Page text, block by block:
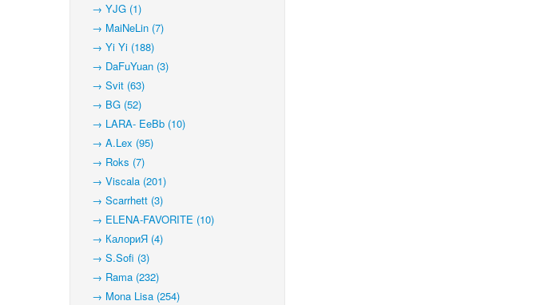
→ YJG (1)
→ MaiNeLin (7)
→ Yi Yi (188)
→ DaFuYuan (3)
→ Svit (63)
→ BG (52)
→ LARA- EeBb (10)
→ A.Lex (95)
→ Roks (7)
→ Viscala (201)
→ Scarrhett (3)
→ ELENA-FAVORITE (10)
→ КалориЯ (4)
→ S.Sofi (3)
→ Rama (232)
→ Mona Lisa (254)